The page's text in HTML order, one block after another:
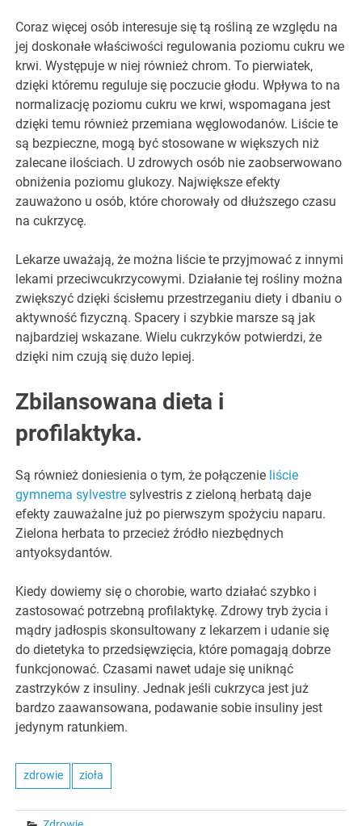
Coraz więcej osób interesuje się tą rośliną ze względu na
jej doskonałe właściwości regulowania poziomu cukru we
krwi. Występuje w niej również chrom. To pierwiatek,
dzięki któremu reguluje się poczucie głodu. Wpływa to na
normalizację poziomu cukru we krwi, wspomagana jest
dzięki temu również przemiana węglowodanów. Liście te
są bezpieczne, mogą być stosowane w większych niż
zalecane ilościach. U zdrowych osób nie zaobserwowano
obniżenia poziomu glukozy. Największe efekty
zauważono u osób, które chorowały od dłuższego czasu
na cukrzycę.
Lekarze uważają, że można liście te przyjmować z innymi
lekami przeciwcukrzycowymi. Działanie tej rośliny można
zwiększyć dzięki ścisłemu przestrzeganiu diety i dbaniu o
aktywność fizyczną. Spacery i szybkie marsze są jak
najbardziej wskazane. Wielu cukrzyków potwierdzi, że
dzięki nim czują się dużo lepiej.
Zbilansowana dieta i
profilaktyka.
Są również doniesienia o tym, że połączenie liście
gymnema sylvestre sylvestris z zieloną herbatą daje
efekty zauważalne już po pierwszym spożyciu naparu.
Zielona herbata to przecież źródło niezbędnych
antyoksydantów.
Kiedy dowiemy się o chorobie, warto działać szybko i
zastosować potrzebną profilaktykę. Zdrowy tryb życia i
mądry jadłospis skonsultowany z lekarzem i udanie się
do dietetyka to przedsięwzięcia, które pomagają dobrze
funkcjonować. Czasami nawet udaje się uniknąć
zastrzyków z insuliny. Jednak jeśli cukrzyca jest już
bardzo zaawansowana, podawanie sobie insuliny jest
jedynym ratunkiem.
zdrowie zioła